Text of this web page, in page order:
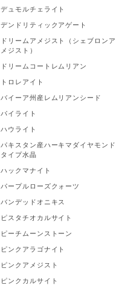
デュモルチェライト
デンドリティックアゲート
ドリームアメジスト（シェブロンア
メジスト）
ドリームコートレムリアン
トロレアイト
バイーア州産レムリアンシード
パイライト
ハウライト
パキスタン産ハーキマダイヤモンド
タイプ水晶
ハックマナイト
パープルローズクォーツ
バンデッドオニキス
ピスタチオカルサイト
ピーチムーンストーン
ピンクアラゴナイト
ピンクアメジスト
ピンクカルサイト